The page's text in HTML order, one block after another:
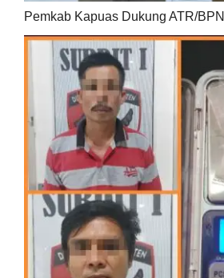
Pemkab Kapuas Dukung ATR/BPN